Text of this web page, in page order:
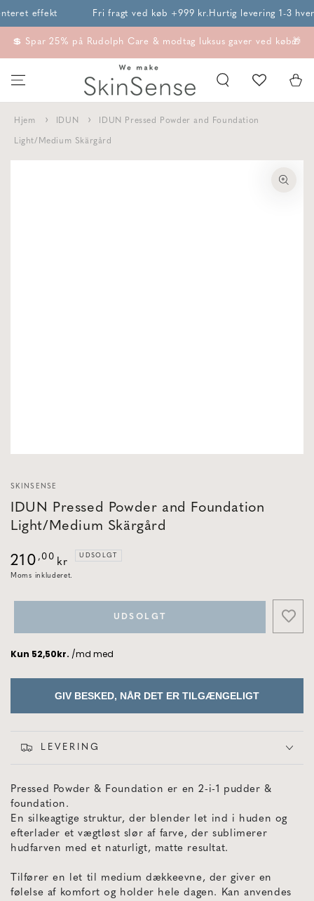
SPRING TIL
INDHOLD
effekt Fri fragt ved køb +999 kr.Hurtig levering 1-3
💲 Spar 25% på Rudolph Care & modtag luksus gaver ved køb🎁
Kurv
Hjem IDUN IDUN Pressed Powder and Foundation
Light/Medium Skärgård
SKINSENSE
IDUN Pressed Powder and Foundation
Light/Medium Skärgård
Normal
pris
210 ,00 kr
UDSOLGT
Moms inkluderet.
UDSOLGT
GIV BESKED, NÅR DET ER TILGÆNGELIGT
LEVERING
Pressed Powder & Foundation er en 2-i-1 pudder &
foundation.
En silkeagtige struktur, der blender let ind i huden og
efterlader et vægtløst slør af farve, der sublimerer
hudfarven med et naturligt, matte resultat.
Tilfører en let til medium dækkeevne, der giver en
følelse af komfort og holder hele dagen. Kan anvendes